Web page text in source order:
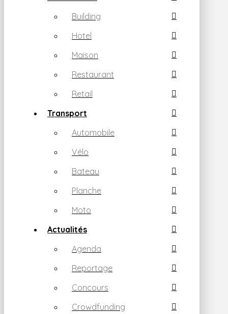
Building
Hotel
Maison
Restaurant
Retail
Transport
Automobile
Vélo
Bateau
Planche
Moto
Actualités
Agenda
Reportage
Concours
Crowdfunding